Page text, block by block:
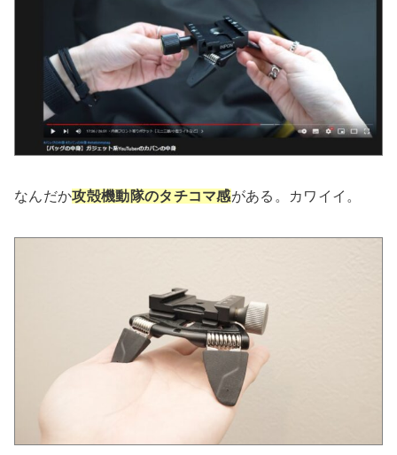
なんだか攻殻機動隊のタチコマ感がある。カワイイ。